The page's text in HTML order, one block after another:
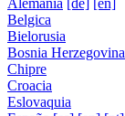
Alemania [de] [en]
Belgica
Bielorusia
Bosnia Herzegovina
Chipre
Croacia
Eslovaquia